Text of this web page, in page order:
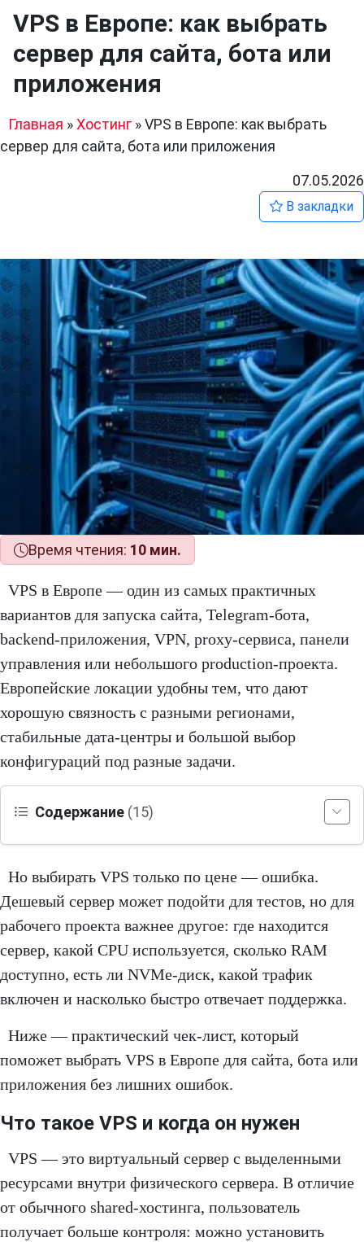
VPS в Европе: как выбрать
сервер для сайта, бота или
приложения
Главная »Хостинг »VPS в Европе: как выбрать
сервер для сайта, бота или приложения
07.05.2026
В закладки
Время чтения: 10 мин.
VPS в Европе — один из самых практичных
вариантов для запуска сайта, Telegram-бота,
backend-приложения, VPN, proxy-сервиса, панели
управления или небольшого production-проекта.
Европейские локации удобны тем, что дают
хорошую связность с разными регионами,
стабильные дата-центры и большой выбор
конфигураций под разные задачи.
Содержание (15)
Но выбирать VPS только по цене — ошибка.
Дешевый сервер может подойти для тестов, но для
рабочего проекта важнее другое: где находится
сервер, какой CPU используется, сколько RAM
доступно, есть ли NVMe-диск, какой трафик
включен и насколько быстро отвечает поддержка.
Ниже — практический чек-лист, который
поможет выбрать VPS в Европе для сайта, бота или
приложения без лишних ошибок.
Что такое VPS и когда он нужен
VPS — это виртуальный сервер с выделенными
ресурсами внутри физического сервера. В отличие
от обычного shared-хостинга, пользователь
получает больше контроля: можно установить